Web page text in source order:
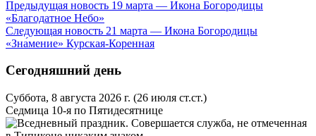
Предыдущая новость 19 марта — Икона Богородицы
«Благодатное Небо»
Следующая новость 21 марта — Икона Богородицы
«Зна́мение» Курская-Коренная
Сегодняшний день
Суббота, 8 августа 2026 г. (26 июля ст.ст.)
Седмица 10-я по Пятидесятнице